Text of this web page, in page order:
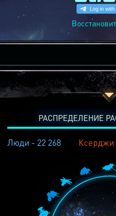
РАСПРЕДЕЛЕНИЕ
Люди - 22 268 Ксерджи